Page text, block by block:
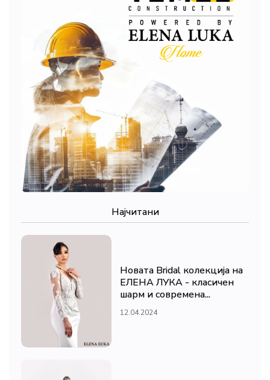
Најчитани
Новата Bridal колекција на
ЕЛЕНА ЛУКА - класичен
шарм и современа...
12.04.2024